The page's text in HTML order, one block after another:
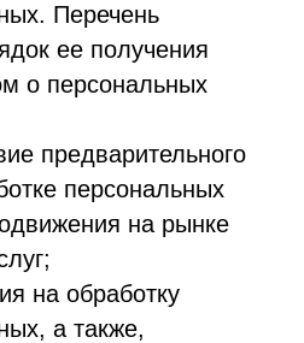
Перечень
ее получения
о персональных
предварительного
персональных
на рынке
на обработку
а также,